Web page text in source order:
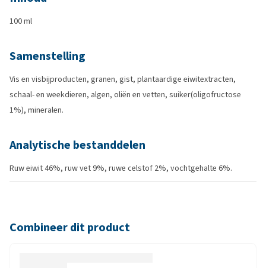
100 ml
Samenstelling
Vis en visbijproducten, granen, gist, plantaardige eiwitextracten,
schaal- en weekdieren, algen, oliën en vetten, suiker(oligofructose
1%), mineralen.
Analytische bestanddelen
Ruw eiwit 46%, ruw vet 9%, ruwe celstof 2%, vochtgehalte 6%.
Combineer dit product